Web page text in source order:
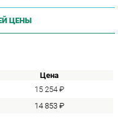
14 853 ₽
14 451 ₽